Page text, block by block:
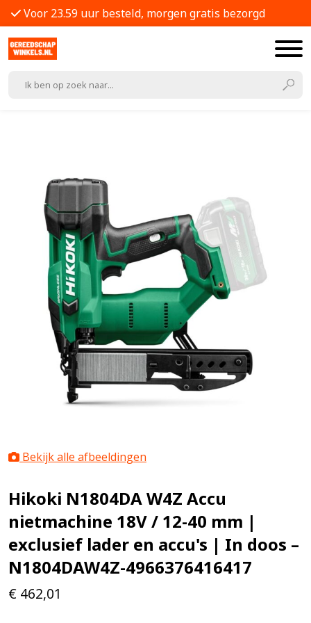
Voor 23.59 uur besteld, morgen gratis bezorgd
Bekijk alle afbeeldingen
Hikoki N1804DA W4Z Accu
nietmachine 18V / 12-40 mm |
exclusief lader en accu's | In doos –
N1804DAW4Z-4966376416417
€ 462,01